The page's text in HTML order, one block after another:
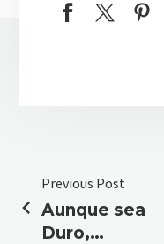
Previous Post
Aunque sea
Duro,